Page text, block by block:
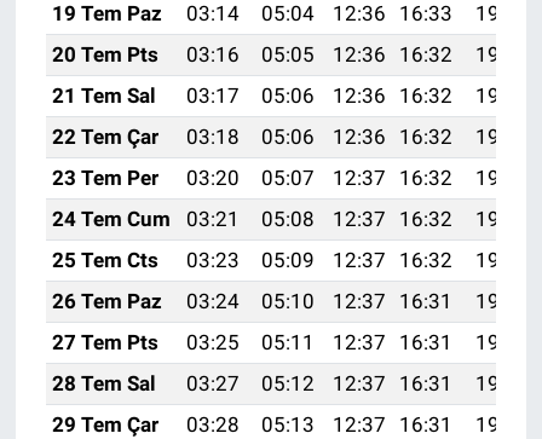
19 Tem Paz
03:14 05:04 12:36 16:33
19:59
20 Tem Pts
03:16 05:05 12:36 16:32
19:58
21 Tem Sal
03:17 05:06 12:36 16:32
19:57
22 Tem Çar
03:18 05:06 12:36 16:32
19:57
23 Tem Per
03:20 05:07 12:37 16:32
19:56
24 Tem Cum
03:21 05:08 12:37 16:32
19:55
25 Tem Cts
03:23 05:09 12:37 16:32
19:54
26 Tem Paz
03:24 05:10 12:37 16:31
19:53
27 Tem Pts
03:25 05:11 12:37 16:31
19:52
28 Tem Sal
03:27 05:12 12:37 16:31
19:51
29 Tem Çar
03:28 05:13 12:37 16:31
19:50